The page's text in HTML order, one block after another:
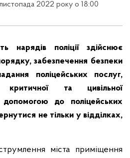
2022 року о 18:00
нарядів поліції здійснює
забезпечення безпеки
поліцейських послуг,
та цивільної
до поліцейських
не тільки у відділках,
міста приміщення